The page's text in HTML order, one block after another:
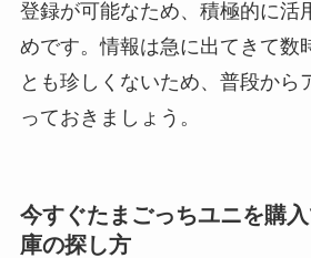
登録が可能なため、積極的に活
めです。情報は急に出てきて数
とも珍しくないため、普段から
っておきましょう。
今すぐたまごっちユニを購
庫の探し方